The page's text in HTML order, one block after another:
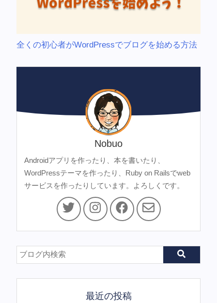
全くの初心者がWordPressでブログを始める方法
Nobuo
Androidアプリを作ったり、本を書いたり、
WordPressテーマを作ったり、Ruby on Railsでweb
サービスを作ったりしています。よろしくです。
最近の投稿